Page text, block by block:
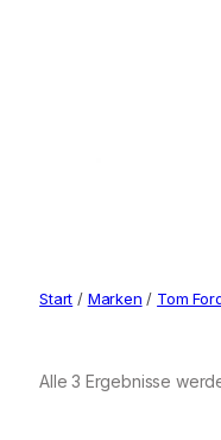
Start / Marken / Tom
Alle 3 Ergebnisse